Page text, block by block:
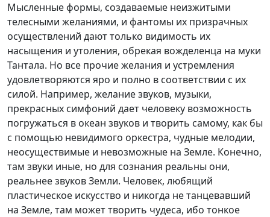
Мысленные формы, создаваемые неизжитыми
телесными желаниями, и фантомы их призрачных
осуществлений дают только видимость их
насыщения и утоления, обрекая вожделенца на муки
Тантала. Но все прочие желания и устремления
удовлетворяются яро и полно в соответствии с их
силой. Например, желание звуков, музыки,
прекрасных симфоний дает человеку возможность
погружаться в океан звуков и творить самому, как бы
с помощью невидимого оркестра, чудные мелодии,
неосуществимые и невозможные на Земле. Конечно,
там звуки иные, но для сознания реальны они,
реальнее звуков Земли. Человек, любящий
пластическое искусство и никогда не танцевавший
на Земле, там может творить чудеса, ибо тонкое